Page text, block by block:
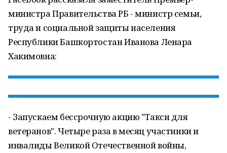
министра Правительства РБ - министр семьи,
труда и социальной защиты населения
Республики Башкортостан Иванова Ленара
Хакимовна:
- Запускаем бессрочную акцию "Такси для
ветеранов". Четыре раза в месяц участники и
инвалиды Великой Отечественной войны,